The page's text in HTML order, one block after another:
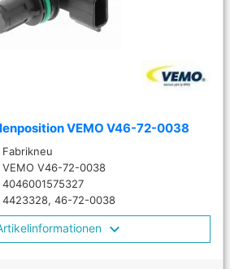
VEMO V46-72-0038
Fabrikneu
VEMO V46-72-0038
4046001575327
4423328, 46-72-0038